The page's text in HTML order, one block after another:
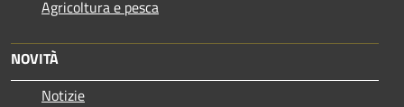
Agricoltura e pesca
NOVITÀ
Notizie